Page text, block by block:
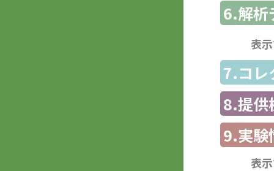
6.解析
表
7.コレ
8.提供
9.実験
表